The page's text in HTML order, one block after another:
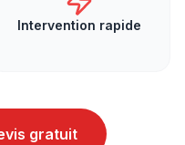
Intervention rapide
gratuit